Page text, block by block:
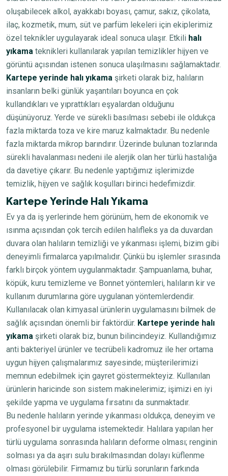
oluşabilecek alkol, ayakkabı boyası, çamur, sakız, çikolata,
ilaç, kozmetik, mum, süt ve parfüm lekeleri için ekiplerimiz
özel teknikler uygulayarak ideal sonuca ulaşır. Etkili halı
yıkama teknikleri kullanılarak yapılan temizlikler hijyen ve
görüntü açısından istenen sonuca ulaşılmasını sağlamaktadır.
Kartepe yerinde halı yıkama şirketi olarak biz, halıların
insanların belki günlük yaşantıları boyunca en çok
kullandıkları ve yıprattıkları eşyalardan olduğunu
düşünüyoruz. Yerde ve sürekli basılması sebebi ile oldukça
fazla miktarda toza ve kire maruz kalmaktadır. Bu nedenle
fazla miktarda mikrop barındırır. Üzerinde bulunan tozlarında
sürekli havalanması nedeni ile alerjik olan her türlü hastalığa
da davetiye çıkarır. Bu nedenle yaptığımız işlerimizde
temizlik, hijyen ve sağlık koşulları birinci hedefimizdir.
Kartepe Yerinde Halı Yıkama
Ev ya da iş yerlerinde hem görünüm, hem de ekonomik ve
ısınma açısından çok tercih edilen halıfleks ya da duvardan
duvara olan halıların temizliği ve yıkanması işlemi, bizim gibi
deneyimli firmalarca yapılmalıdır. Çünkü bu işlemler sırasında
farklı birçok yöntem uygulanmaktadır. Şampuanlama, buhar,
köpük, kuru temizleme ve Bonnet yöntemleri, halıların kir ve
kullanım durumlarına göre uygulanan yöntemlerdendir.
Kullanılacak olan kimyasal ürünlerin uygulamasını bilmek de
sağlık açısından önemli bir faktördür. Kartepe yerinde halı
yıkama şirketi olarak biz, bunun bilincindeyiz. Kullandığımız
anti bakteriyel ürünler ve tecrübeli kadromuz ile her ortama
uygun hijyen çalışmalarımız sayesinde; müşterilerimizi
memnun edebilmek için gayret göstermekteyiz. Kullanılan
ürünlerin haricinde son sistem makinelerimiz; işimizi en iyi
şekilde yapma ve uygulama fırsatını da sunmaktadır.
Bu nedenle halıların yerinde yıkanması oldukça, deneyim ve
profesyonel bir uygulama istemektedir. Halılara yapılan her
türlü uygulama sonrasında halıların deforme olması; renginin
solması ya da aşırı sulu bırakılmasından dolayı küflenme
olması görülebilir. Firmamız bu türlü sorunların farkında